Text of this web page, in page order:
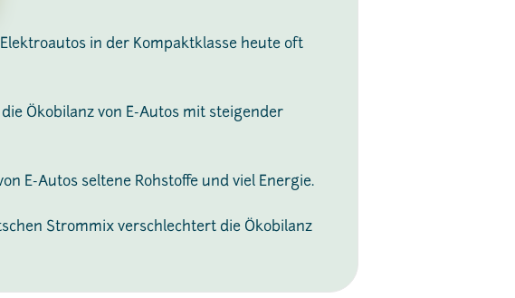
in der Kompaktklasse heute oft
Ökobilanz von E-Autos mit steigender
E-Autos seltene Rohstoffe und viel Energie.
Strommix verschlechtert die Ökobilanz